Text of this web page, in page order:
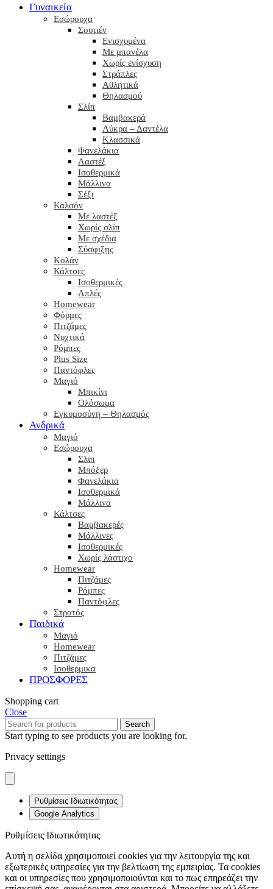
Γυναικεία
Εσώρουχα
Σουτιέν
Ενισχυμένα
Με μπανέλα
Χωρίς ενίσχυση
Στράπλες
Αθλητικά
Θηλασμού
Σλίπ
Βαμβακερά
Λύκρα – Δαντέλα
Κλασσικά
Φανελάκια
Λαστέξ
Ισοθερμικά
Μάλλινα
Σέξι
Καλσόν
Με λαστέξ
Χωρίς σλίπ
Με σχέδια
Σύσφιξης
Κολάν
Κάλτσες
Ισοθερμικές
Απλές
Homewear
Φόρμες
Πιτζάμες
Νυχτικά
Ρόμπες
Plus Size
Παντόφλες
Μαγιό
Μπικίνι
Ολόσωμα
Εγκυμοσύνη – Θηλασμός
Ανδρικά
Μαγιό
Εσώρουχα
Σλιπ
Μπόξερ
Φανελάκια
Ισοθερμικά
Μάλλινα
Κάλτσες
Βαμβακερές
Μάλλινες
Ισοθερμικές
Χωρίς λάστιχο
Homewear
Πιτζάμες
Ρόμπες
Παντόφλες
Στρατός
Παιδικά
Μαγιό
Homewear
Πιτζάμες
Ισοθερμικα
ΠΡΟΣΦΟΡΕΣ
Shopping cart
Close
Search
Start typing to see products you are looking for.
Privacy settings
Ρυθμίσεις Ιδιωτικότητας
Google Analytics
Ρυθμίσεις Ιδιωτικότητας
Αυτή η σελίδα χρησιμοποιεί cookies για την λειτουργία της και
εξωτερικές υπηρεσίες για την βελτίωση της εμπειρίας. Τα cookies
και οι υπηρεσίες που χρησιμοποιούνται και το πως επηρεάζει την